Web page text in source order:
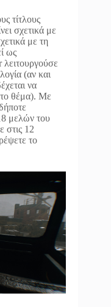
τίτλους
σχετικά με
με τη
ως
(αν και
να
το θέμα). Με
μελών του
στις 12
το